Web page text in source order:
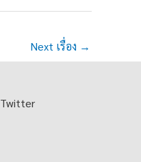
Next เรื่อง →
Twitter